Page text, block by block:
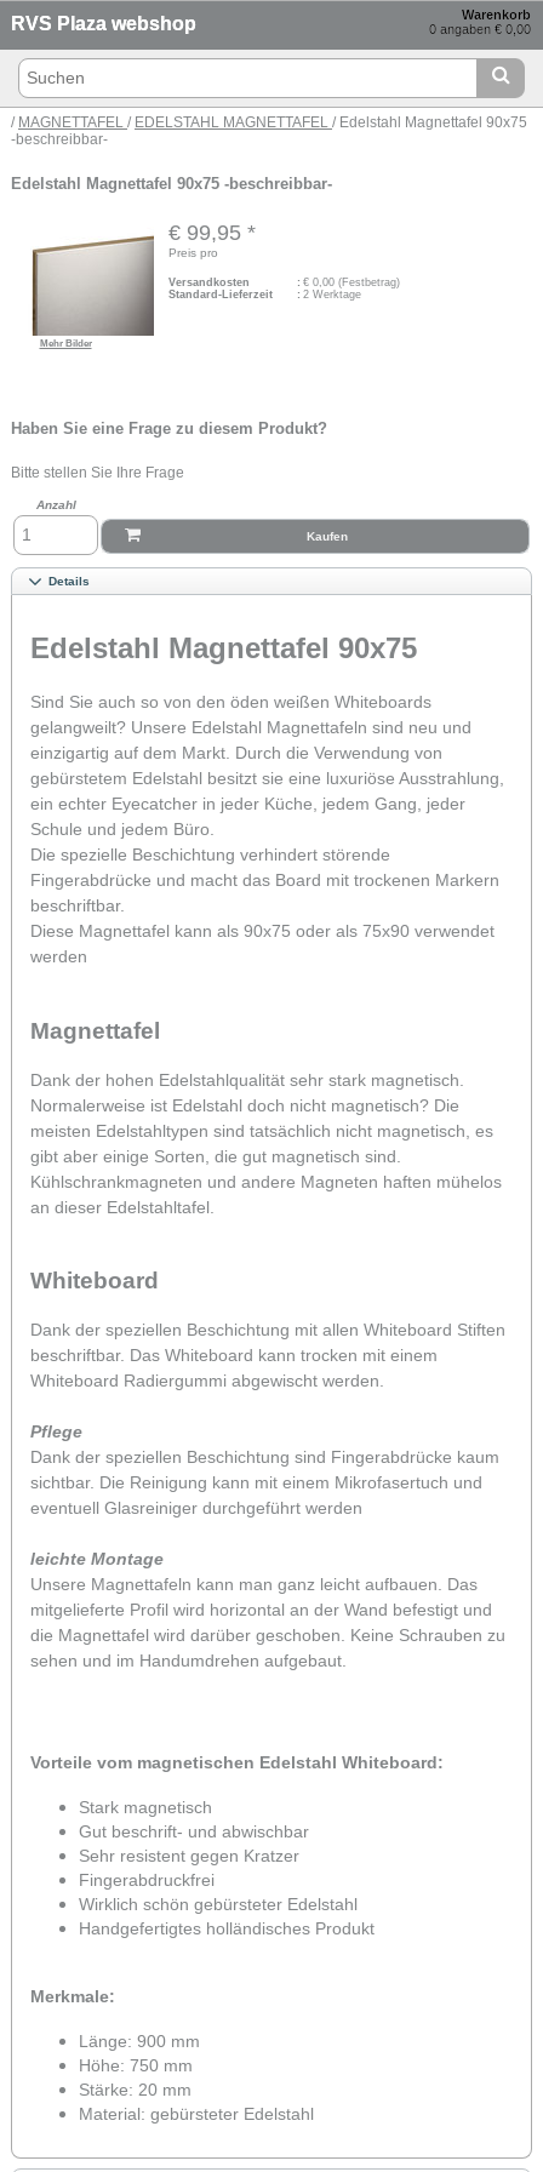
Warenkorb
0 angaben € 0,00
RVS Plaza webshop
/ MAGNETTAFEL / EDELSTAHL MAGNETTAFEL / Edelstahl Magnettafel 90x75
-beschreibbar-
Edelstahl Magnettafel 90x75 -beschreibbar-
Mehr Bilder
€ 99,95 *
Preis pro
Versandkosten : €0,00 (Festbetrag)
Standard-Lieferzeit
: 2 Werktage
Haben Sie eine Frage zu diesem Produkt?
Bitte stellen Sie Ihre Frage
Anzahl
Kaufen
Details
Edelstahl Magnettafel 90x75
Sind Sie auch so von den öden weißen Whiteboards
gelangweilt? Unsere Edelstahl Magnettafeln sind neu und
einzigartig auf dem Markt. Durch die Verwendung von
gebürstetem Edelstahl besitzt sie eine luxuriöse Ausstrahlung,
ein echter Eyecatcher in jeder Küche, jedem Gang, jeder
Schule und jedem Büro.
Die spezielle Beschichtung verhindert störende
Fingerabdrücke und macht das Board mit trockenen Markern
beschriftbar.
Diese Magnettafel kann als 90x75 oder als 75x90 verwendet
werden
Magnettafel
Dank der hohen Edelstahlqualität sehr stark magnetisch.
Normalerweise ist Edelstahl doch nicht magnetisch? Die
meisten Edelstahltypen sind tatsächlich nicht magnetisch, es
gibt aber einige Sorten, die gut magnetisch sind.
Kühlschrankmagneten und andere Magneten haften mühelos
an dieser Edelstahltafel.
Whiteboard
Dank der speziellen Beschichtung mit allen Whiteboard Stiften
beschriftbar. Das Whiteboard kann trocken mit einem
Whiteboard Radiergummi abgewischt werden.
Pflege
Dank der speziellen Beschichtung sind Fingerabdrücke kaum
sichtbar. Die Reinigung kann mit einem Mikrofasertuch und
eventuell Glasreiniger durchgeführt werden
leichte Montage
Unsere Magnettafeln kann man ganz leicht aufbauen. Das
mitgelieferte Profil wird horizontal an der Wand befestigt und
die Magnettafel wird darüber geschoben. Keine Schrauben zu
sehen und im Handumdrehen aufgebaut.
Vorteile vom magnetischen Edelstahl Whiteboard:
Stark magnetisch
Gut beschrift- und abwischbar
Sehr resistent gegen Kratzer
Fingerabdruckfrei
Wirklich schön gebürsteter Edelstahl
Handgefertigtes holländisches Produkt
Merkmale:
Länge: 900 mm
Höhe: 750 mm
Stärke: 20 mm
Material: gebürsteter Edelstahl